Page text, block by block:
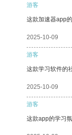
游客
这款加速器app
2025-10-09
游客
这款学习软件的
2025-10-09
游客
这款app的学习